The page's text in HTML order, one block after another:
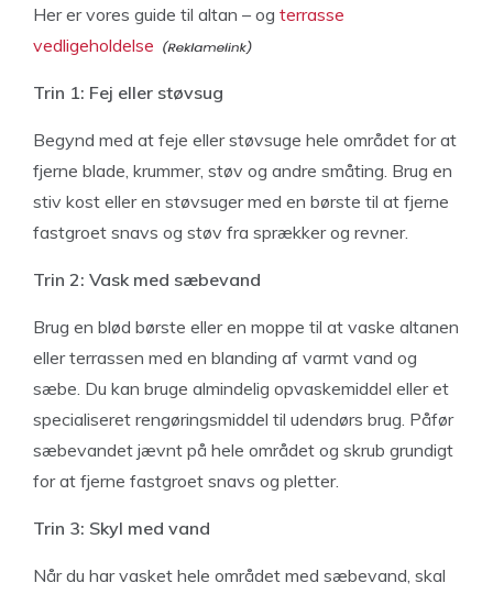
Her er vores guide til altan – og terrasse
vedligeholdelse
Trin 1: Fej eller støvsug
Begynd med at feje eller støvsuge hele området for at
fjerne blade, krummer, støv og andre småting. Brug en
stiv kost eller en støvsuger med en børste til at fjerne
fastgroet snavs og støv fra sprækker og revner.
Trin 2: Vask med sæbevand
Brug en blød børste eller en moppe til at vaske altanen
eller terrassen med en blanding af varmt vand og
sæbe. Du kan bruge almindelig opvaskemiddel eller et
specialiseret rengøringsmiddel til udendørs brug. Påfør
sæbevandet jævnt på hele området og skrub grundigt
for at fjerne fastgroet snavs og pletter.
Trin 3: Skyl med vand
Når du har vasket hele området med sæbevand, skal